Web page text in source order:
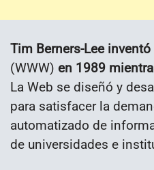
Tim Berners-Lee
(WWW) en 1989
La Web se diseñó y
para satisfacer la
automatizado de
de universidades e